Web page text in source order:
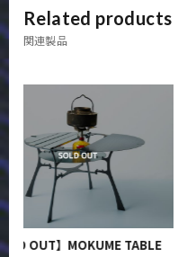
Related products
関連製品
OUT】MOKUME TABLE